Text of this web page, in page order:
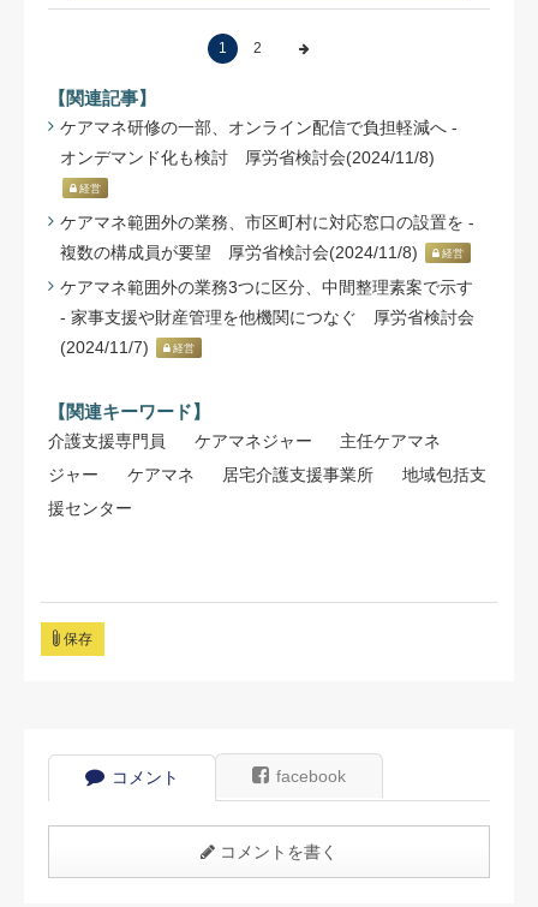
1 2
【関連記事】
ケアマネ研修の一部、オンライン配信で負担軽減へ -
オンデマンド化も検討 厚労省検討会(2024/11/8)
経営
ケアマネ範囲外の業務、市区町村に対応窓口の設置を -
複数の構成員が要望 厚労省検討会(2024/11/8)
経営
ケアマネ範囲外の業務3つに区分、中間整理素案で示す
- 家事支援や財産管理を他機関につなぐ 厚労省検討会
(2024/11/7)
経営
【関連キーワード】
介護支援専門員 ケアマネジャー
主任ケアマネ
ジャー
ケアマネ 居宅介護支援事業所
地域包括支
援センター
保存
コメント facebook
コメントを書く